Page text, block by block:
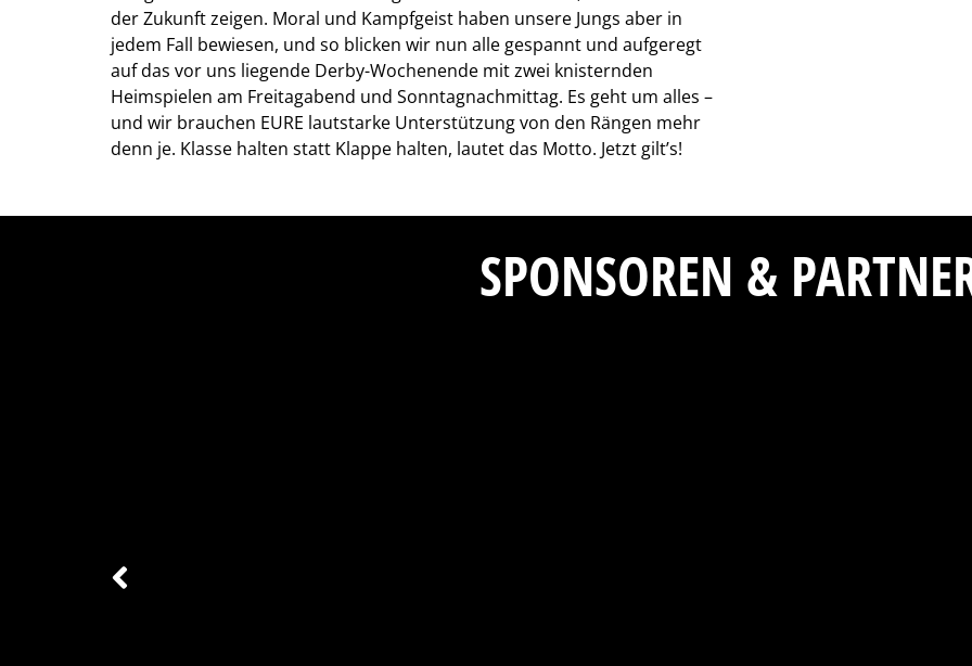
der Zukunft zeigen. Moral und Kampfgeist haben unsere Jungs aber in
jedem Fall bewiesen, und so blicken wir nun alle gespannt und aufgeregt
auf das vor uns liegende Derby-Wochenende mit zwei knisternden
Heimspielen am Freitagabend und Sonntagnachmittag. Es geht um alles –
und wir brauchen EURE lautstarke Unterstützung von den Rängen mehr
denn je. Klasse halten statt Klappe halten, lautet das Motto. Jetzt gilt’s!
SPONSOREN &